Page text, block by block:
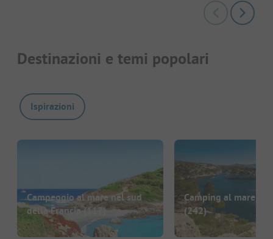
Destinazioni e temi popolari
Ispirazioni
Campeggio al mare nel sud
della Francia(117)
Camping al mare in
(242)